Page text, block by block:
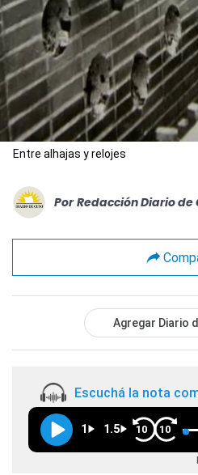
Entre alhajas y relojes
Por Redacción Diario de
Agregar Diario
Escuchá la nota
1 1.5 10 10